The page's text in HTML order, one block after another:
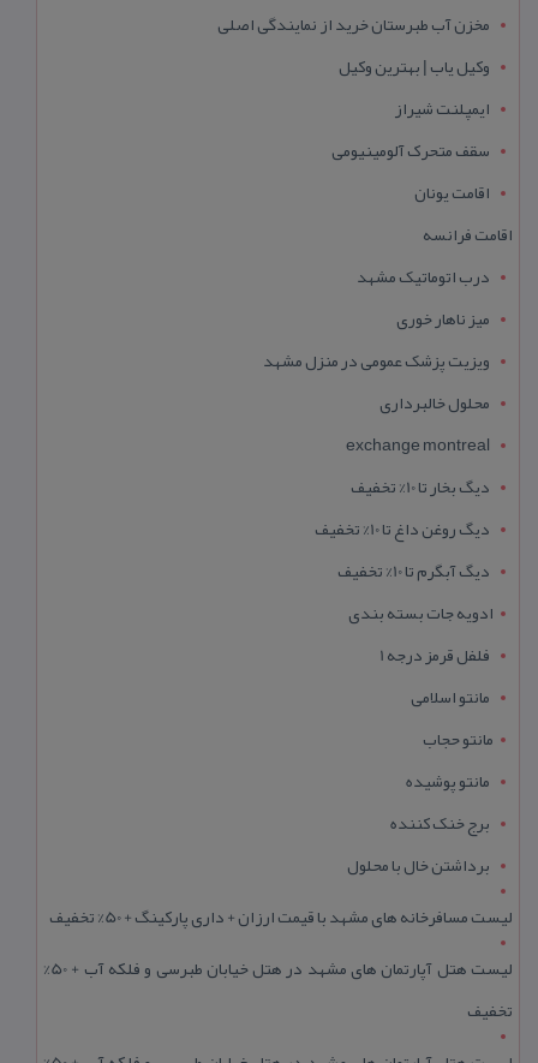
مخزن آب طبرستان خرید از نمایندگی اصلی
وکیل یاب | بهترین وکیل
ایمپلنت شیراز
سقف متحرک آلومینیومی
اقامت یونان
اقامت فرانسه
درب اتوماتیک مشهد
میز ناهار خوری
ویزیت پزشک عمومی در منزل مشهد
محلول خالبرداری
exchange montreal
دیگ بخار تا 10% تخفیف
دیگ روغن داغ تا 10% تخفیف
دیگ آبگرم تا 10% تخفیف
ادویه جات بسته بندی
فلفل قرمز درجه 1
مانتو اسلامی
مانتو حجاب
مانتو پوشیده
برج خنک کننده
برداشتن خال با محلول
لیست مسافرخانه های مشهد با قیمت ارزان + داری پارکینگ + 50% تخفیف
لیست هتل آپارتمان های مشهد در هتل خیابان طبرسی و فلکه آب + 50%
تخفیف